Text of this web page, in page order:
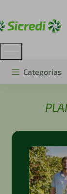
Categorias